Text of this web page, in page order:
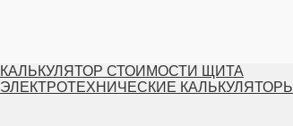
КАЛЬКУЛЯТОР СТОИМОСТИ ЩИТА
ЭЛЕКТРОТЕХНИЧЕСКИЕ КАЛЬКУЛЯТОРЫ